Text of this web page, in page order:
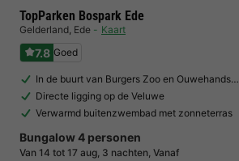
TopParken Bospark Ede
Gelderland, Ede Kaart
7.8 Goed
In de buurt van Burgers Zoo en Ouwehands…
Directe ligging op de Veluwe
Verwarmd buitenzwembad met zonneterras
Bungalow 4 personen
Van 14 tot 17 aug, 3 nachten, Vanaf